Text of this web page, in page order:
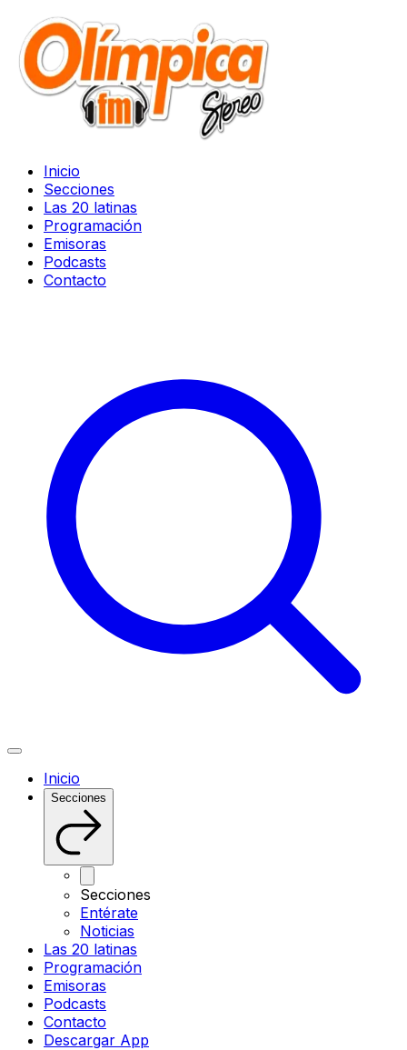
Inicio
Secciones
Las 20 latinas
Programación
Emisoras
Podcasts
Contacto
Inicio
Secciones
Secciones
Entérate
Noticias
Las 20 latinas
Programación
Emisoras
Podcasts
Contacto
Descargar App